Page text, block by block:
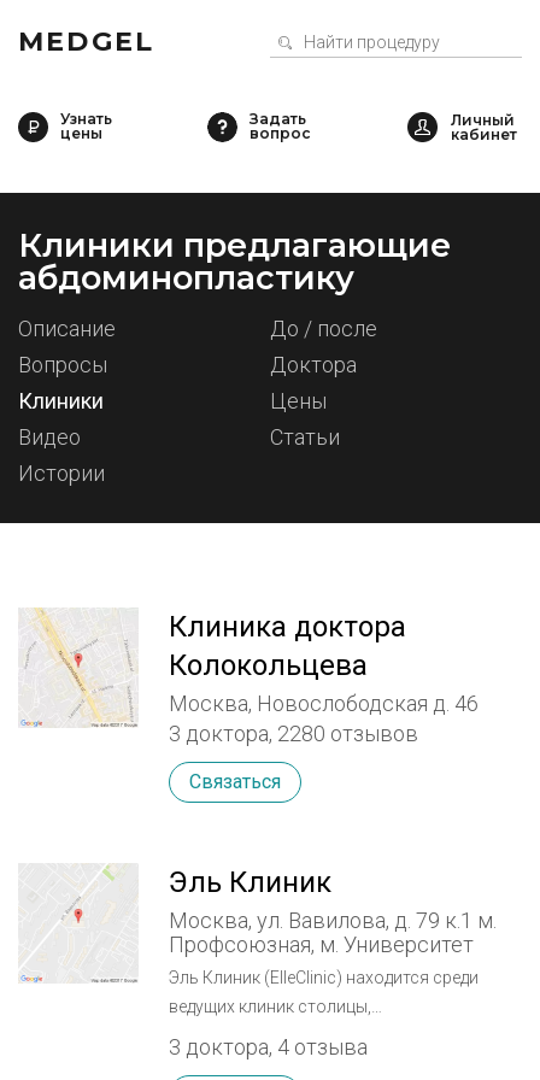
MEDGEL
Узнать
цены
Задать
вопрос
Клиники предлагающие
абдоминопластику
Описание
До / после
Вопросы
Доктора
Клиники
Цены
Видео
Статьи
Истории
Клиника доктора
Колокольцева
Москва, Новослободская д. 46
3 доктора, 2280 отзывов
Связаться
Эль Клиник
Москва, ул. Вавилова, д. 79 к.1 м.
Профсоюзная, м. Университет
Эль Клиник (ElleClinic) находится среди
ведущих клиник столицы,
специализирующихся на косметологии и
эстетической хирургии. Превосходные
3 доктора, 4 отзыва